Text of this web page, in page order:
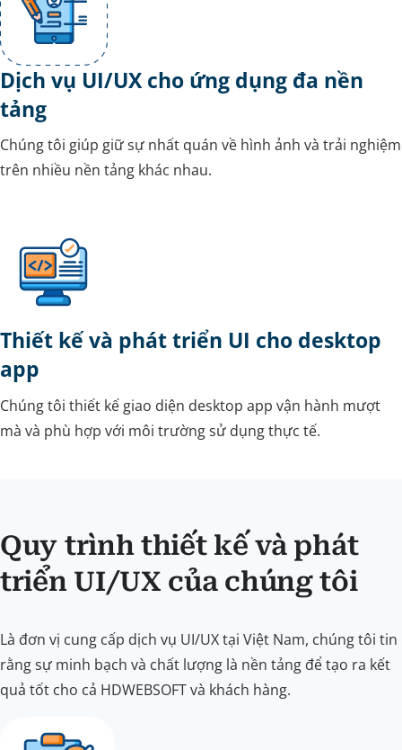
Dịch vụ UI/UX cho ứng dụng đa nền
tảng
Chúng tôi giúp giữ sự nhất quán về hình ảnh và trải nghiệm
trên nhiều nền tảng khác nhau.
Thiết kế và phát triển UI cho desktop
app
Chúng tôi thiết kế giao diện desktop app vận hành mượt
mà và phù hợp với môi trường sử dụng thực tế.
Quy trình thiết kế và phát
triển UI/UX của chúng tôi
Là đơn vị cung cấp dịch vụ UI/UX tại Việt Nam, chúng tôi tin
rằng sự minh bạch và chất lượng là nền tảng để tạo ra kết
quả tốt cho cả HDWEBSOFT và khách hàng.